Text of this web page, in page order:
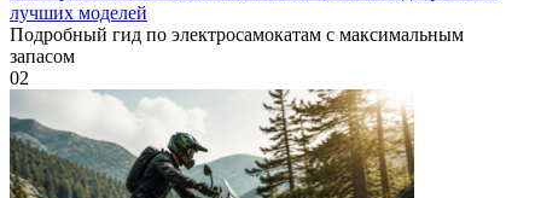
лучших моделей
Подробный гид по электросамокатам с максимальным
запасом
02